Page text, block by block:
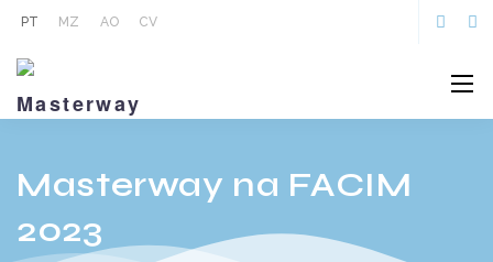
PT MZ AO CV
Masterway na FACIM
2023